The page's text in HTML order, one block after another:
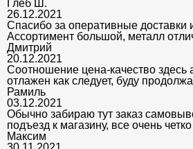
Глеб Ш.
26.12.2021
Спасибо за оперативные доставки
Ассортимент большой, металл
Дмитрий
20.12.2021
Соотношение цена-качество здесь
отлажен как следует, буду
Рамиль
03.12.2021
Обычно забираю тут заказ
подъезд к магазину, все очень
Максим